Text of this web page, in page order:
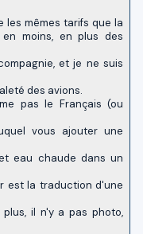
les mêmes tarifs que la
moins, en plus des
et je ne suis
des avions.
pas le Français (ou
vous ajouter une
eau chaude dans un
est la traduction d'une
il n'y a pas photo,